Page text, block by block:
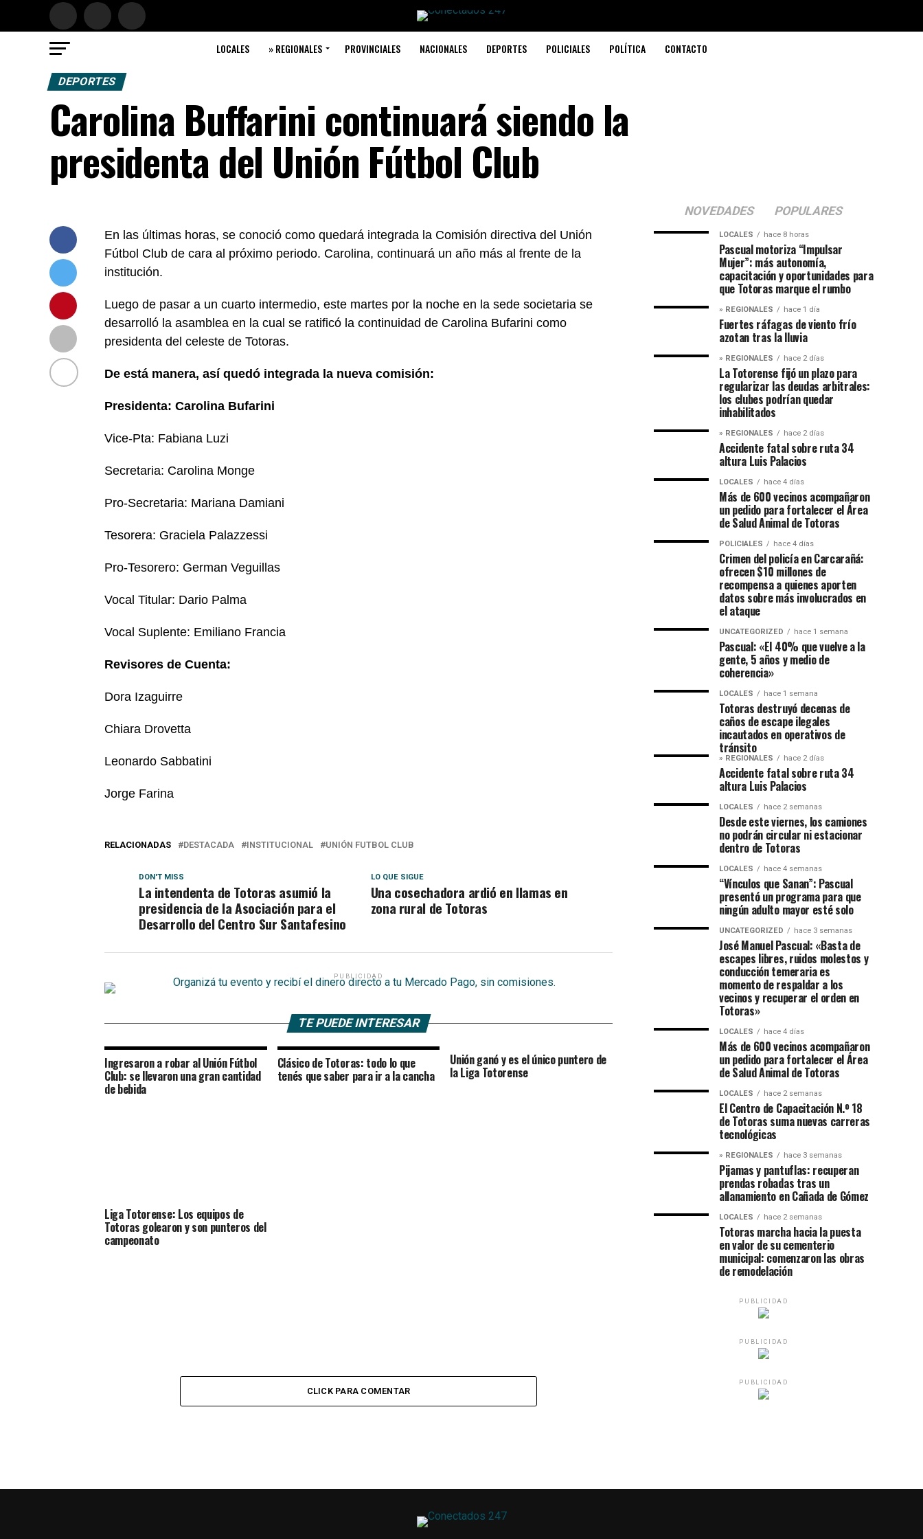
LOCALES » REGIONALES PROVINCIALES NACIONALES DEPORTES POLICIALES POLÍTICA CONTACTO
DEPORTES
Carolina Buffarini continuará siendo la
presidenta del Unión Fútbol Club
En las últimas horas, se conoció como quedará integrada la Comisión directiva del Unión
Fútbol Club de cara al próximo periodo. Carolina, continuará un año más al frente de la
institución.
Luego de pasar a un cuarto intermedio, este martes por la noche en la sede societaria se
desarrolló la asamblea en la cual se ratificó la continuidad de Carolina Bufarini como
presidenta del celeste de Totoras.
De está manera, así quedó integrada la nueva comisión:
Presidenta: Carolina Bufarini
Vice-Pta: Fabiana Luzi
Secretaria: Carolina Monge
Pro-Secretaria: Mariana Damiani
Tesorera: Graciela Palazzessi
Pro-Tesorero: German Veguillas
Vocal Titular: Dario Palma
Vocal Suplente: Emiliano Francia
Revisores de Cuenta:
Dora Izaguirre
Chiara Drovetta
Leonardo Sabbatini
Jorge Farina
RELACIONADAS DESTACADA INSTITUCIONAL UNIÓN FUTBOL CLUB
LO QUE SIGUE
Una cosechadora ardió en llamas en
zona rural de Totoras
DON'T MISS
La intendenta de Totoras asumió la
presidencia de la Asociación para el
Desarrollo del Centro Sur Santafesino
PUBLICIDAD
TE PUEDE INTERESAR
Ingresaron a robar al Unión Fútbol
Club: se llevaron una gran cantidad
de bebida
Clásico de Totoras: todo lo que
tenés que saber para ir a la cancha
Unión ganó y es el único puntero de
la Liga Totorense
Liga Totorense: Los equipos de
Totoras golearon y son punteros del
campeonato
CLICK PARA COMENTAR
NOVEDADES POPULARES
LOCALES hace 8 horas
Pascual motoriza “Impulsar
Mujer”: más autonomía,
capacitación y oportunidades para
que Totoras marque el rumbo
» REGIONALES hace 1 día
Fuertes ráfagas de viento frío
azotan tras la lluvia
» REGIONALES hace 2 días
La Totorense fijó un plazo para
regularizar las deudas arbitrales:
los clubes podrían quedar
inhabilitados
» REGIONALES hace 2 días
Accidente fatal sobre ruta 34
altura Luis Palacios
LOCALES hace 4 días
Más de 600 vecinos acompañaron
un pedido para fortalecer el Área
de Salud Animal de Totoras
POLICIALES hace 4 días
Crimen del policía en Carcarañá:
ofrecen $10 millones de
recompensa a quienes aporten
datos sobre más involucrados en
el ataque
UNCATEGORIZED hace 1 semana
Pascual: «El 40% que vuelve a la
gente, 5 años y medio de
coherencia»
LOCALES hace 1 semana
Totoras destruyó decenas de
caños de escape ilegales
incautados en operativos de
tránsito
» REGIONALES hace 2 días
Accidente fatal sobre ruta 34
altura Luis Palacios
LOCALES hace 2 semanas
Desde este viernes, los camiones
no podrán circular ni estacionar
dentro de Totoras
LOCALES hace 4 semanas
“Vínculos que Sanan”: Pascual
presentó un programa para que
ningún adulto mayor esté solo
UNCATEGORIZED hace 3 semanas
José Manuel Pascual: «Basta de
escapes libres, ruidos molestos y
conducción temeraria es
momento de respaldar a los
vecinos y recuperar el orden en
Totoras»
LOCALES hace 4 días
Más de 600 vecinos acompañaron
un pedido para fortalecer el Área
de Salud Animal de Totoras
LOCALES hace 2 semanas
El Centro de Capacitación N.º 18
de Totoras suma nuevas carreras
tecnológicas
» REGIONALES hace 3 semanas
Pijamas y pantuflas: recuperan
prendas robadas tras un
allanamiento en Cañada de Gómez
LOCALES hace 2 semanas
Totoras marcha hacia la puesta
en valor de su cementerio
municipal: comenzaron las obras
de remodelación
PUBLICIDAD
PUBLICIDAD
PUBLICIDAD